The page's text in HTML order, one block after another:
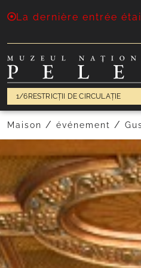
La dernière entrée
1/6 RESTRICȚII DE CIRCULAȚIE
Maison / événement /